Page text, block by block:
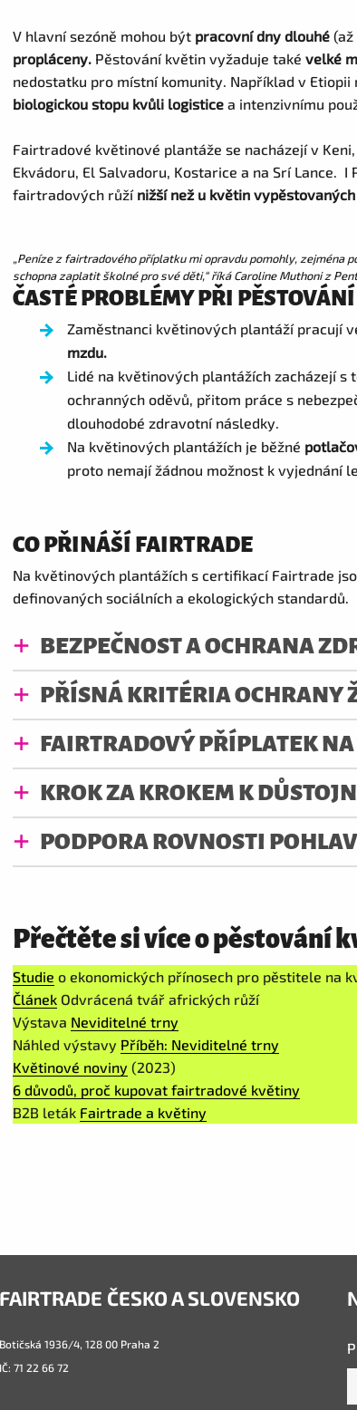
V hlavní sezóně mohou být pracovní dny dlouhé (až
propláceny. Pěstování květin vyžaduje takévelké
nedostatku pro místní komunity. Například v
biologickou stopu kvůli logistice a intenzivnímu
Fairtradové květinové plantáže se nacházejí v
Ekvádoru, El Salvadoru, Kostarice a na Srí Lance. I
fairtradových růží nižší než u květin
„Peníze z fairtradového příplatku mi opravdu pomohly, zejména
schopna zaplatit školné pro své děti,“ říká Caroline Muthoni z
ČASTÉ PROBLÉMY PŘI
Zaměstnanci květinových plantáží pracují
mzdu.
Lidé na květinových plantážích zacházejí
ochranných oděvů, přitom práce s
dlouhodobé zdravotní následky.
Na květinových plantážích je běžné
proto nemají žádnou možnost k vyjednání
CO PŘINÁŠÍ FAIRTRADE
Na květinových plantážích s certifikací Fairtrade
definovaných sociálních a ekologických standardů.
BEZPEČNOST A OCHRANA
PŘÍSNÁ KRITÉRIA OCHRANY
FAIRTRADOVÝ PŘÍPLATEK
KROK ZA KROKEM K
PODPORA ROVNOSTI
Přečtěte si více o pěstování
Studie o ekonomických přínosech pro pěstitele na
Článek Odvrácená tvář afrických růží
Výstava Neviditelné trny
Náhled výstavy Příběh: Neviditelné trny
Květinové noviny (2023)
6 důvodů, proč kupovat fairtradové květiny
B2B leták Fairtrade a květiny
FAIRTRADE ČESKO A SLOVENSKO
Botičská 1936/4, 128 00 Praha 2
IČ: 71 22 66 72